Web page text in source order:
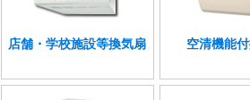
店舗・学校施設等換気扇 空清機能